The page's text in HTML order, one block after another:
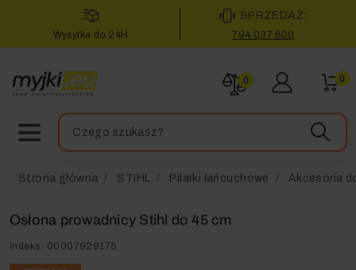
Wysyłka do 24H
SPRZEDAŻ:
794 037 600
0 0
Strona główna STIHL Pilarki łańcuchowe Akcesoria
Osłona prowadnicy Stihl do 45 cm
Indeks: 00007929175